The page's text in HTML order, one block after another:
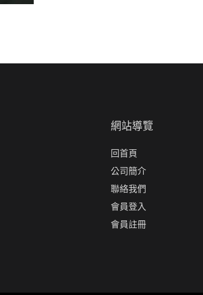
網站導覽
回首頁
公司簡介
聯絡我們
會員登入
會員註冊